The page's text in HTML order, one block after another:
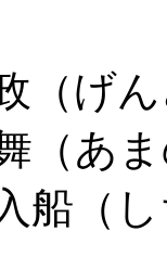
政（
舞（
船（